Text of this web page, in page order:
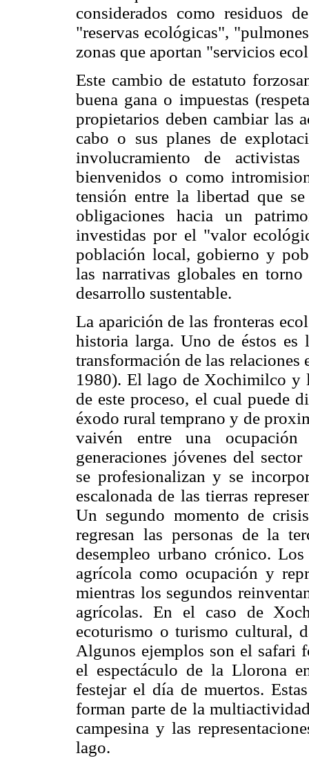
considerados como residuos
"reservas ecológicas",
zonas que aportan "servicios
Este cambio de estatuto
buena gana o impuestas
propietarios deben cambiar las
cabo o sus planes de
involucramiento de
bienvenidos o como
tensión entre la libertad que
obligaciones hacia un
investidas por el "valor
población local, gobierno y
las narrativas globales en
desarrollo sustentable.
La aparición de las fronteras
historia larga. Uno de éstos
transformación de las
1980). El lago de Xochimilco y
de este proceso, el cual puede
éxodo rural temprano y de
vaivén entre una
generaciones jóvenes del
se profesionalizan y se
escalonada de las tierras
Un segundo momento de
regresan las personas de la
desempleo urbano crónico.
agrícola como ocupación y
mientras los segundos
agrícolas. En el caso de
ecoturismo o turismo cultural,
Algunos ejemplos son el safari
el espectáculo de la Llorona
festejar el día de muertos.
forman parte de la
campesina y las
lago.